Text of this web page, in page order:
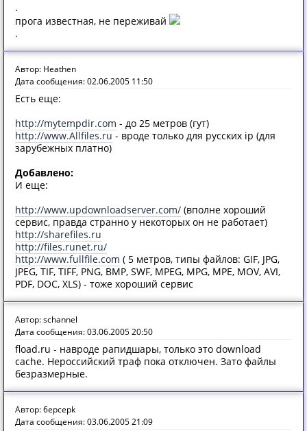
.
прога известная, не переживай
.
Автор: Heathen
Дата сообщения: 02.06.2005 11:50
Есть еще:
http://mytempdir.com - до 25 метров (гут)
http://www.Allfiles.ru - вроде только для русских ip (для
зарубежных платно)
Добавлено:
И еще:
http://www.updownloadserver.com/ (вполне хороший
сервис, правда странно у некоторых он не работает)
http://sharefiles.ru
http://files.runet.ru/
http://www.fullfile.com ( 5 метров, типы файлов: GIF, JPG,
JPEG, TIF, TIFF, PNG, BMP, SWF, MPEG, MPG, MPE, MOV, AVI,
PDF, DOC, XLS) - тоже хороший сервис
Автор: schannel
Дата сообщения: 03.06.2005 20:50
fload.ru - навроде рапидшары, только это download
cache. Нероссийский траф пока отключен. Зато файлы
безразмерные.
Автор: 6epcepk
Дата сообщения: 03.06.2005 21:09